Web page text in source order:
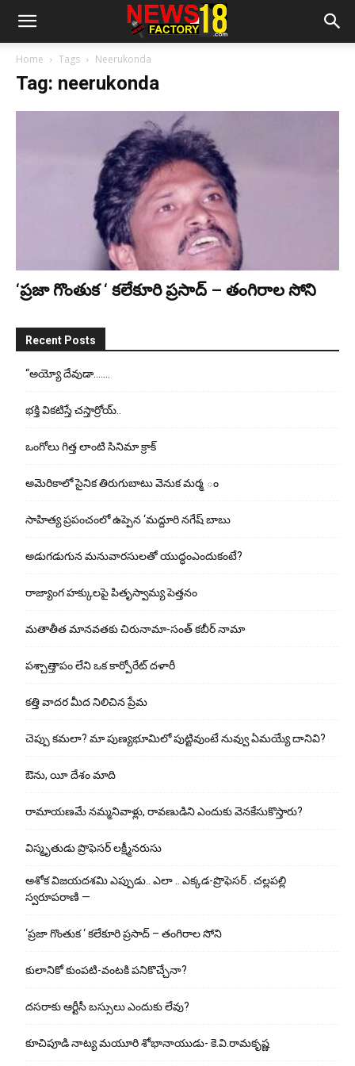
Home Tags Neerukonda
Tag: neerukonda
‘ప్రజా గొంతుక ‘ కలేకూరి ప్రసాద్ – తంగిరాల సోని
Recent Posts
“అయ్యో దేవుడా…….
భ‌క్తి విక‌టిస్తే చ‌స్తార్రోయ్‌..
ఒంగోలు గిత్త లాంటి సినిమా క్రాక్
అమెరికాలో సైనిక తిరుగుబాటు వెనుక మర్మ ం
సాహిత్య ప్రపంచంలో ఉప్పెన ‘మద్దూరి నగేష్ బాబు
అడుగ‌డుగున మ‌నువార‌సుల‌తో యుద్ధంఎందుకంటే?
రాజ్యాంగ హక్కులపై పితృస్వామ్య పెత్తనం
మతాతీత మానవతకు చిరునామా-సంత్ కబీర్ నామా
పశ్చాత్తాపం లేని ఒక కార్పోరేట్ దళారీ
కత్తి వాదర మీద నిలిచిన ప్రేమ
చెప్పు క‌మ‌లా? మా పుణ్యభూమిలో పుట్టివుంటే నువ్వు ఏమయ్యే దానివి?
ఔను, యీ దేశం మాది
రామాయణమే నమ్మనివాళ్లు, రావణుడిని ఎందుకు వెనకేసుకొస్తారు?
విస్మృతుడు ప్రొఫెసర్ లక్ష్మీనరుసు
అశోక విజ‌య‌ద‌శ‌మి ఎప్పుడు.. ఎలా .. ఎక్క‌డ‌-ప్రొఫెసర్ . చల్లపల్లి
స్వరూపరాణి —
‘ప్రజా గొంతుక ‘ కలేకూరి ప్రసాద్ – తంగిరాల సోని
కులానికో కుంప‌టి-వంట‌కి ప‌నికొచ్చేనా?
ద‌స‌రాకు ఆర్టీసీ బ‌స్సులు ఎందుకు లేవు?
కూచిపూడి నాట్య మ‌యూరి శోభానాయుడు- కె.వి.రామకృష్ణ